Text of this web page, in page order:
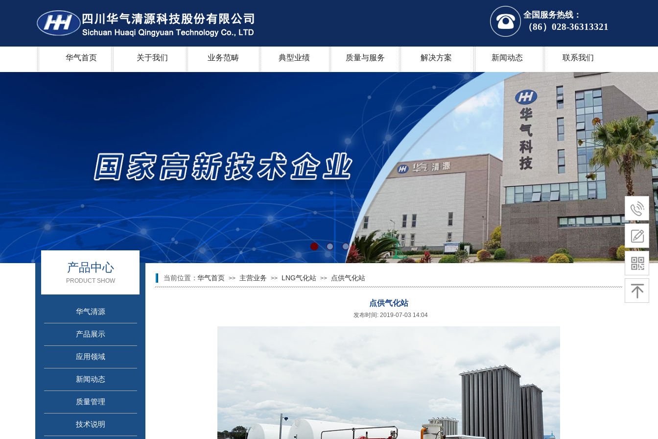
全国服务热线：
（86）028-36313321
华气首页 关于我们 业务范畴 典型业绩 质量与服务 解决方案 新闻动态 联系我们
产品中心
PRODUCT SHOW 当前位置：华气首页 >> 主营业务 >> LNG气化站 >> 点供气化站
点供气化站
发布时间: 2019-07-03 14:04
华气清源
产品展示
应用领域
新闻动态
质量管理
技术说明